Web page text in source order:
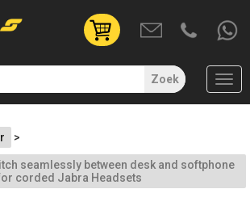
User
account
menu
(uitgelogd)
Zoek
seamlessly between desk and softphone
corded Jabra Headsets